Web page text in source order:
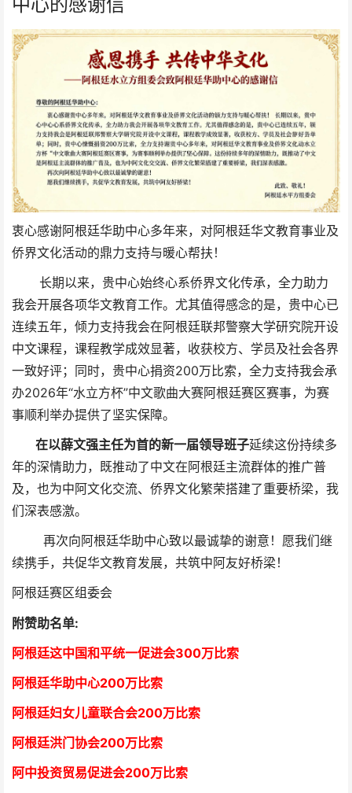
衷心感谢阿根廷华助中心多年来，对阿根廷华文教育事业及
侨界文化活动的鼎力支持与暖心帮扶！
长期以来，贵中心始终心系侨界文化传承，全力助力
我会开展各项华文教育工作。尤其值得感念的是，贵中心已
连续五年，倾力支持我会在阿根廷联邦警察大学研究院开设
中文课程，课程教学成效显著，收获校方、学员及社会各界
一致好评；同时，贵中心捐资200万比索，全力支持我会承
办2026年“水立方杯”中文歌曲大赛阿根廷赛区赛事，为赛
事顺利举办提供了坚实保障。
在以薛文强主任为首的新一届领导班子延续这份持续多
年的深情助力，
既推动了中文在阿根廷主流群体的推广普
及，也为中阿文化交流、侨界文化繁荣搭建了重要桥梁，我
们深表感激。
再次向阿根廷华助中心致以最诚挚的谢意！愿我们继
续携手，共促华文教育发展，共筑中阿友好桥梁！
阿根廷赛区组委会
附赞助名单:
阿根廷这中国和平统一促进会300万比索
阿根廷华助中心200万比索
阿根廷妇女儿童联合会200万比索
阿根廷洪门协会200万比索
阿中投资贸易促进会200万比索